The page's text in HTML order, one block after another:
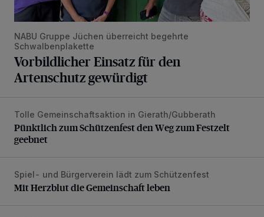
NABU Gruppe Jüchen überreicht begehrte
Schwalbenplakette
Vorbildlicher Einsatz für den
Artenschutz gewürdigt
Pünktlich zum Schützenfest den Weg zum Festzelt
Tolle Gemeinschaftsaktion in Gierath/Gubberath
Pünktlich zum Schützenfest den Weg zum Festzelt
geebnet
Mit Herzblut die Gemeinschaft leben
Spiel- und Bürgerverein lädt zum Schützenfest
Mit Herzblut die Gemeinschaft leben